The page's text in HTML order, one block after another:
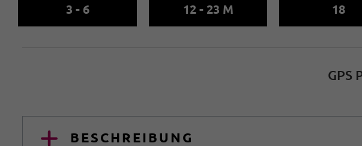
3 - 6 12 - 23 M 18
GPS
BESCHREIBUNG